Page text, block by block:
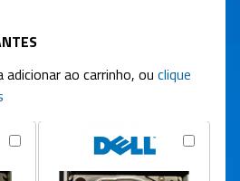
ao carrinho, ou clique